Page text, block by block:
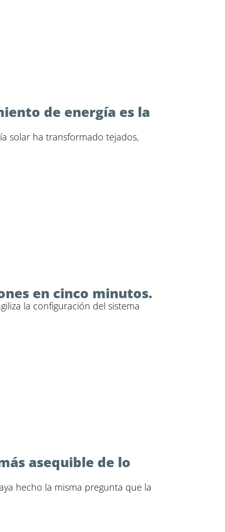
de energía es la
solar ha transformado tejados,
en cinco minutos.
la configuración del sistema
asequible de lo
hecho la misma pregunta que la